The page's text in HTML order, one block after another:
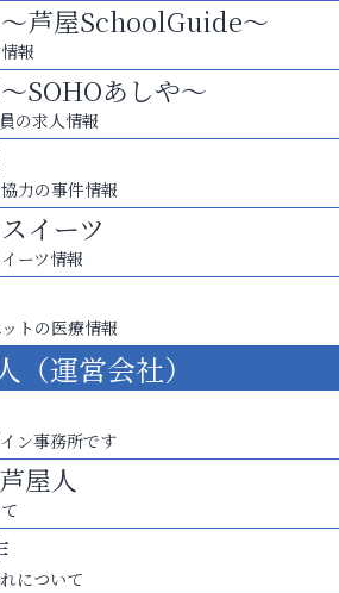
芦屋SchoolGuide～
報
SOHOあしや～
の求人情報
力の事件情報
イーツ
ーツ情報
トの医療情報
（運営会社）
ン事務所です
屋人
について